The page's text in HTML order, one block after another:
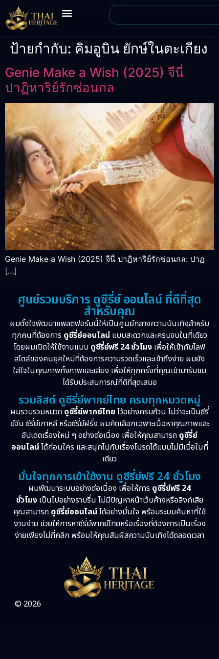
ป้ายกำกับ: คิมอูบิน ยักษ์ในตะเกียง
Genie Make a Wish (2025) จีนี่
ปาฏิหาริย์รักซ่อนกล
Genie Make a Wish (2025) จีนี่ ปาฏิหาริย์รักซ่อนกล: ปาฏ
[…]
ศูนย์รวมบริการ ดูซีรี่ย์ ออนไลน์ ที่ดีที่สุด
สำหรับคุณ
ผมตั้งใจพัฒนาแพลตฟอร์มนี้ให้เป็นศูนย์กลางความบันเทิงสำหรับ
ทุกคนที่ต้องการ ดูซีรี่ย์ออนไลน์ แบบสะดวกและครบจบในที่เดียว
โดยผมเปิดให้ใช้งานแบบ ดูซีรี่ย์ฟรี 24 ชั่วโมง เพื่อให้เข้ากับไลฟ์
สไตล์ของคนยุคใหม่ที่ต้องการความรวดเร็วและเข้าถึงง่าย ผมยัง
ใส่ใจในคุณภาพทั้งภาพและเสียง เพื่อให้ทุกครั้งที่คุณเข้ามารับชม
ได้รับประสบการณ์ที่ดีที่สุดเสมอ
รวมลิสต์ ดูซีรี่ย์พากย์ไทย ครบทุกหมวดหมู่
ผมรวบรวมหมวด ดูซีรี่ย์พากย์ไทย ไว้อย่างครบถ้วน ไม่ว่าจะเป็นซีรี่
ย์จีน ซีรี่ย์เกาหลี หรือซีรี่ย์ฝรั่ง ผมคัดเลือกเฉพาะเนื้อหาคุณภาพและ
อัปเดตเรื่องใหม่ ๆ อย่างต่อเนื่อง เพื่อให้คุณสามารถ ดูซีรี่ย์
ออนไลน์ได้ก่อนใคร และสนุกไปกับเรื่องโปรดได้แบบไม่มีเบื่อในที่
เดียว
มั่นใจทุกการเข้าใช้งาน ดูซีรี่ย์ฟรี 24 ชั่วโมง
ผมพัฒนาระบบอย่างต่อเนื่อง เพื่อให้การ ดูซีรี่ย์ฟรี 24
ชั่วโมงเป็นไปอย่างราบรื่น ไม่มีปัญหาหน้าเว็บค้างหรือลิงก์เสีย
คุณสามารถ ดูซีรี่ย์ออนไลน์ได้อย่างมั่นใจ พร้อมระบบค้นหาที่ใช้
งานง่าย ช่วยให้การหาซีรี่ย์พากย์ไทยหรือเรื่องที่ต้องการเป็นเรื่อง
ง่ายเพียงไม่กี่คลิก พร้อมให้คุณสัมผัสความบันเทิงได้ตลอดเวลา
© 2026